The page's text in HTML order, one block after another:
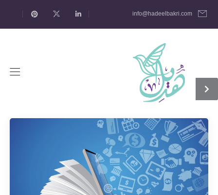
info@hadeelbakri.com